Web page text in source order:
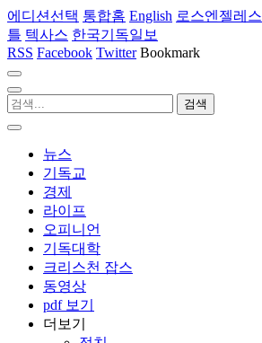
에디션선택 통합홈 English 로스엔젤레스
틀 텍사스 한국기독일보
RSS Facebook Twitter Bookmark
뉴스
기독교
경제
라이프
오피니언
기독대학
크리스천 잡스
동영상
pdf 보기
더보기